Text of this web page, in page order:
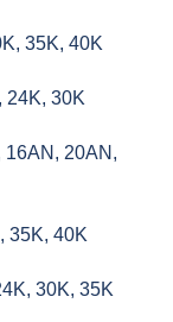
35K, 40K
24K, 30K
16AN, 20AN,
35K, 40K
30K, 35K